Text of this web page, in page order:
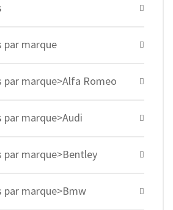
par marque
par marque>Alfa Romeo
marque>Audi
par marque>Bentley
par marque>Bmw